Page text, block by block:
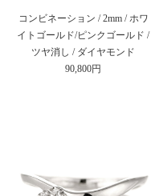
コンビネーション / 2mm / ホワ
イトゴールド/ピンクゴールド /
ツヤ消し / ダイヤモンド
90,800円